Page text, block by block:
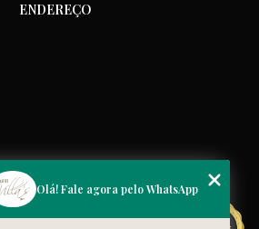
ENDEREÇO
MENU
Home
Olá! Fale agora pelo WhatsApp